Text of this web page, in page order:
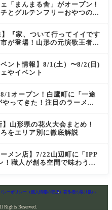
「まんまる舎」がオープン！
とグルテンフリーおやつの新
】『家、ついて行ってイイです
が登場！山形の元演歌王者
ベント情報】8/1(土）〜8/2(日)
やイベント
8/1オープン！白鷹町に「一途
やってきた！注目のラーメン
】山形県の花火大会まとめ！
をエリア別に徹底解説
ーメン店】7/22山辺町に「IPP
！職人が創る空間で味わう
シーポリシー（個人情報の取扱） 著作権の取り扱い
Rights Reserved.